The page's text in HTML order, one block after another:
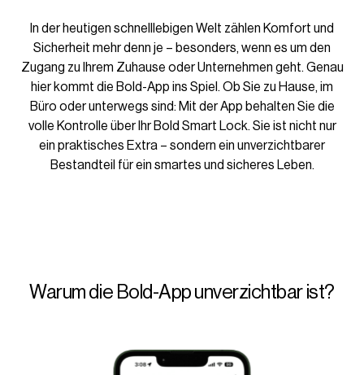
In der heutigen schnelllebigen Welt zählen Komfort und
Sicherheit mehr denn je – besonders, wenn es um den
Zugang zu Ihrem Zuhause oder Unternehmen geht. Genau
hier kommt die Bold-App ins Spiel. Ob Sie zu Hause, im
Büro oder unterwegs sind: Mit der App behalten Sie die
volle Kontrolle über Ihr Bold Smart Lock. Sie ist nicht nur
ein praktisches Extra – sondern ein unverzichtbarer
Bestandteil für ein smartes und sicheres Leben.
Warum die Bold-App unverzichtbar ist?